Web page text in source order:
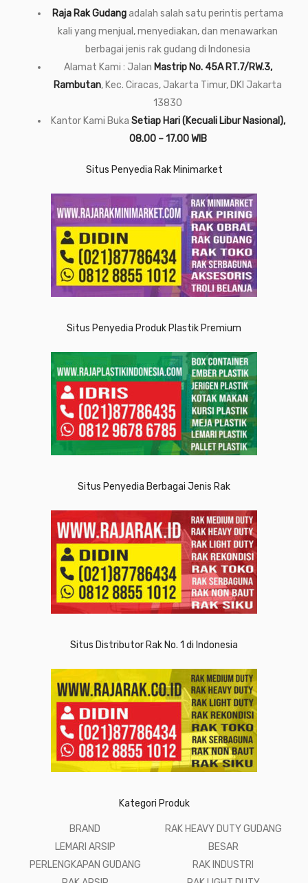
Raja Rak Gudangadalah salah satu perintis pertama
kali yang menjual, menyediakan, dan menawarkan
berbagai jenis rak gudang di Indonesia
Alamat Kami : Jalan Mastrip No. 45A RT.7/RW.3,
Rambutan, Kec. Ciracas, Jakarta Timur, DKI Jakarta
13830
Kantor Kami Buka Setiap Hari (Kecuali Libur Nasional),
08.00 – 17.00 WIB
Situs Penyedia Rak Minimarket
Situs Penyedia Produk Plastik Premium
Situs Penyedia Berbagai Jenis Rak
Situs Distributor Rak No. 1 di Indonesia
Kategori Produk
BRAND
LEMARI ARSIP
PERLENGKAPAN GUDANG
RAK HEAVY DUTY GUDANG
BESAR
RAK INDUSTRI